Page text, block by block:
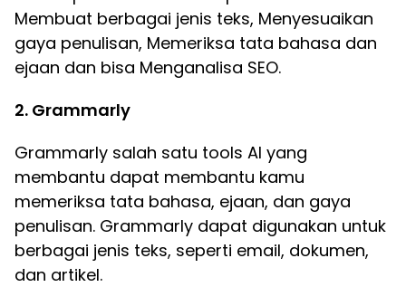
Membuat berbagai jenis teks, Menyesuaikan
gaya penulisan, Memeriksa tata bahasa dan
ejaan dan bisa Menganalisa SEO.
2. Grammarly
Grammarly salah satu tools AI yang
membantu dapat membantu kamu
memeriksa tata bahasa, ejaan, dan gaya
penulisan. Grammarly dapat digunakan untuk
berbagai jenis teks, seperti email, dokumen,
dan artikel.